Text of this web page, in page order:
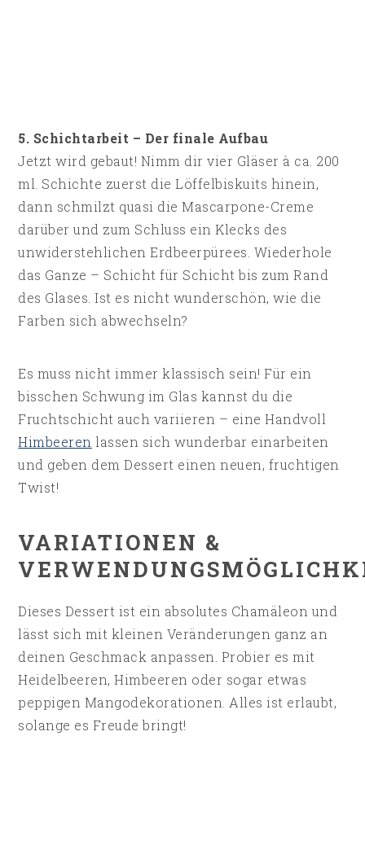
5. Schichtarbeit – Der finale Aufbau
Jetzt wird gebaut! Nimm dir vier Gläser à ca. 200
ml. Schichte zuerst die Löffelbiskuits hinein,
dann schmilzt quasi die Mascarpone-Creme
darüber und zum Schluss ein Klecks des
unwiderstehlichen Erdbeerpürees. Wiederhole
das Ganze – Schicht für Schicht bis zum Rand
des Glases. Ist es nicht wunderschön, wie die
Farben sich abwechseln?
Es muss nicht immer klassisch sein! Für ein
bisschen Schwung im Glas kannst du die
Fruchtschicht auch variieren – eine Handvoll
Himbeeren lassen sich wunderbar einarbeiten
und geben dem Dessert einen neuen, fruchtigen
Twist!
VARIATIONEN &
Dieses Dessert ist ein absolutes Chamäleon und
lässt sich mit kleinen Veränderungen ganz an
deinen Geschmack anpassen. Probier es mit
Heidelbeeren, Himbeeren oder sogar etwas
peppigen Mangodekorationen. Alles ist erlaubt,
solange es Freude bringt!